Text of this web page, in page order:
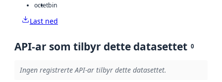
octetbin
Last ned
API-ar som tilbyr dette datasettet 0
Ingen registrerte API-ar tilbyr dette datasettet.